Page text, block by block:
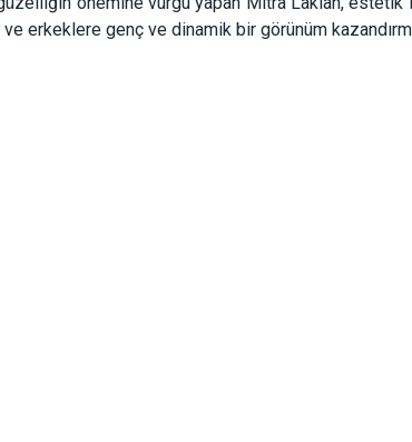
ve erkeklere genç ve dinamik bir görünüm